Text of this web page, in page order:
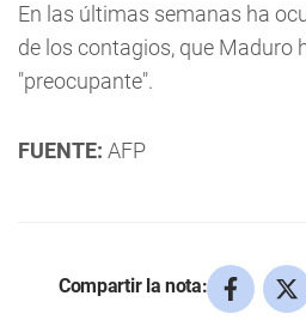
En las últimas semanas ha
de los contagios, que Maduro
"preocupante".
FUENTE: AFP
Compartir la nota: